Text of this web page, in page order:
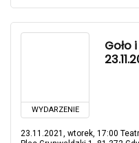
WYDARZENIE
Goło
23.11.2021, wtorek, 17:00